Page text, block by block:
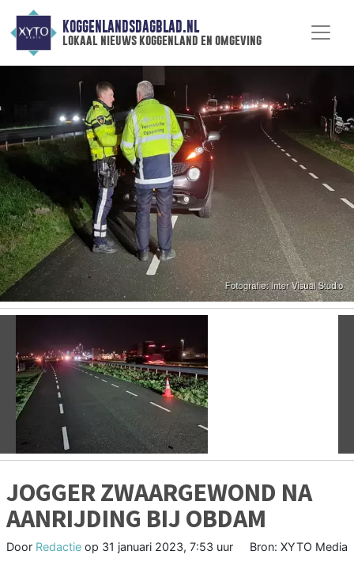
KOGGENLANDSDAGBLAD.NL
lokaal nieuws koggenland en omgeving
Vorige
JOGGER ZWAARGEWOND NA
AANRIJDING BIJ OBDAM
Door Redactie op 31 januari 2023, 7:53 uur Bron: XYTO Media